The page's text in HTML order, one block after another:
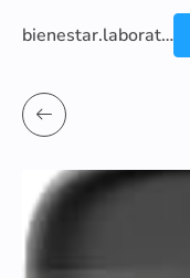
bienestar.laboratoriocliniconsb.com